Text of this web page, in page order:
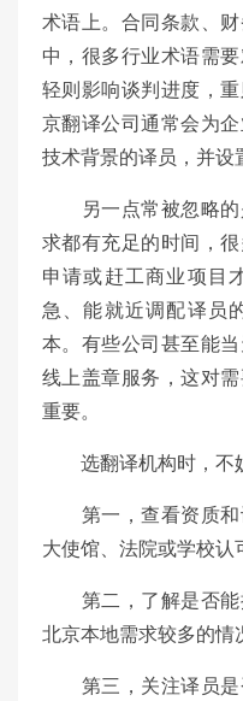
术语上。合同条款、
中，很多行业术语需
轻则影响谈判进度，
京翻译公司通常会为
技术背景的译员，并设
另一点常被忽略的
求都有充足的时间，
申请或赶工商业项目
急、能就近调配译员
本。有些公司甚至能
线上盖章服务，这对
重要。
选翻译机构时，不
第一，查看资质和
大使馆、法院或学校认
第二，了解是否能
北京本地需求较多的情
第三，关注译员是